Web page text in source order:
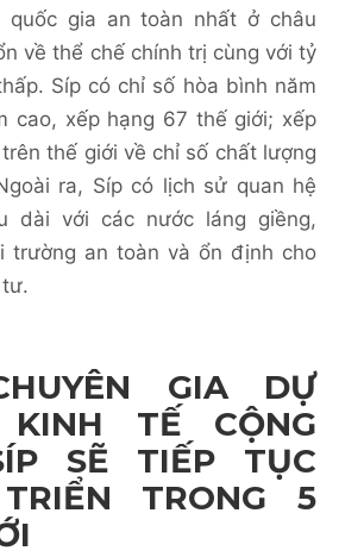
quốc gia an toàn nhất ở châu
về thể chế chính trị cùng với tỷ
Síp có chỉ số hòa bình năm
cao, xếp hạng 67 thế giới; xếp
thế giới về chỉ số chất lượng
ra, Síp có lịch sử quan hệ
dài với các nước láng giềng,
trường an toàn và ổn định cho
GIA DỰ
TẾ CỘNG
SẼ TIẾP TỤC
TRONG 5